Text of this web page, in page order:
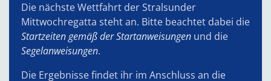
Die nächste Wettfahrt der Stralsunder
Mittwochregatta steht an. Bitte beachtet dabei die
Startzeiten gemäß der Startanweisungen und die
Segelanweisungen.
Die Ergebnisse findet ihr im Anschluss an die